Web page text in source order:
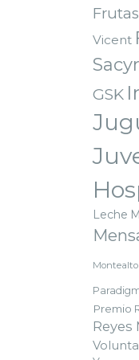
Vicent
Sacyr
GSK
Leche
Montealto
Premio
Reyes